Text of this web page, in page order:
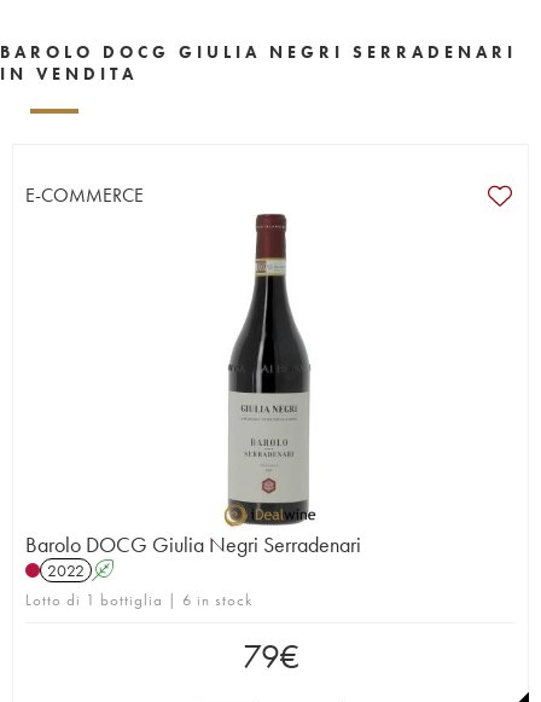
BAROLO DOCG GIULIA NEGRI SERRADENARI
IN VENDITA
E-COMMERCE
Barolo DOCG Giulia Negri Serradenari
2022 A
Lotto di 1 bottiglia | 6 in stock
79€